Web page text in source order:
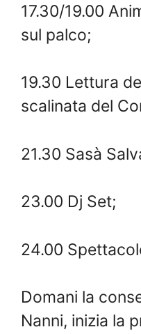
17.30/19.00
sul palco;
19.30 Lettura
scalinata del
21.30 Sasà
23.00 Dj Set;
24.00
Domani la
Nanni, inizia la